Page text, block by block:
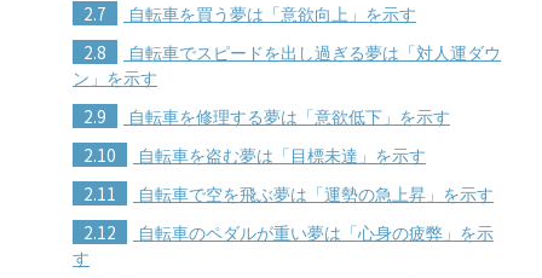
2.7 自転車を買う夢は「意欲向上」を示す
2.8
自転車でスピードを出し過ぎる夢は「対人運ダウ
ン」を示す
2.9 自転車を修理する夢は「意欲低下」を示す
2.10 自転車を盗む夢は「目標未達」を示す
2.11 自転車で空を飛ぶ夢は「運勢の急上昇」を示す
2.12
自転車のペダルが重い夢は「心身の疲弊」を示
す